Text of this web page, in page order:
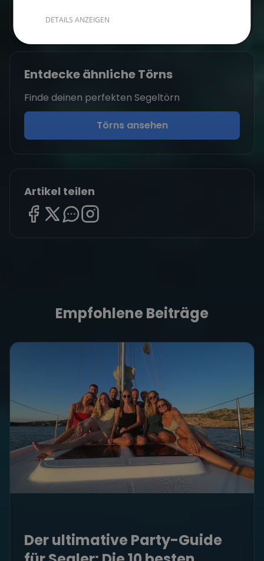
Zum Autorenprofil→
Entdecke ähnliche Törns
Finde deinen perfekten Segeltörn
Törns ansehen
Artikel teilen
Empfohlene Beiträge
Der ultimative Party-Guide
DETAILS ANZEIGEN